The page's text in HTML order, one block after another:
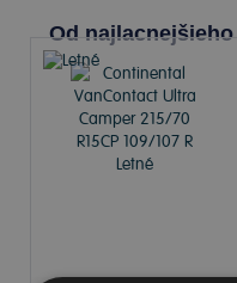
Od najlacnejšieho